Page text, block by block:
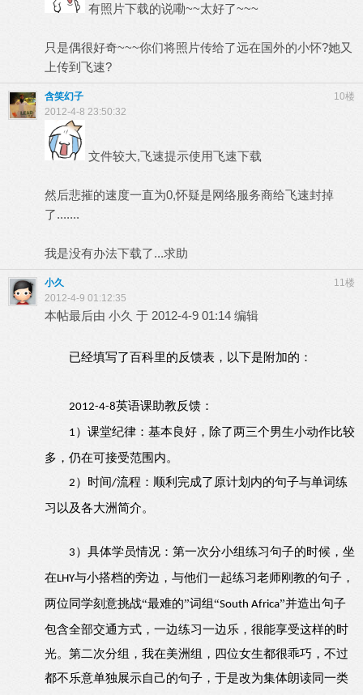
有照片下载的说嘞~~太好了~~~
只是偶很好奇~~~你们将照片传给了远在国外的小怀?她又
上传到飞速?
10楼
含笑幻子
2012-4-8 23:50:32
文件较大,飞速提示使用飞速下载
然后悲摧的速度一直为0,怀疑是网络服务商给飞速封掉
了.......
我是没有办法下载了...求助
11楼
小久
2012-4-9 01:12:35
本帖最后由 小久 于 2012-4-9 01:14 编辑
已经填写了百科里的反馈表，以下是附加的：
2012-4-8英语课助教反馈：
1） 课堂纪律：基本良好，除了两三个男生小动作比较
多，仍在可接受范围内。
2） 时间/流程：顺利完成了原计划内的句子与单词练
习以及各大洲简介。
3） 具体学员情况：第一次分小组练习句子的时候，坐
在LHY与小搭档的旁边，与他们一起练习老师刚教的句子，
两位同学刻意挑战“最难的”词组“South Africa”并造出句子
包含全部交通方式，一边练习一边乐，很能享受这样的时
光。第二次分组，我在美洲组，四位女生都很乖巧，不过
都不乐意单独展示自己的句子，于是改为集体朗读同一类